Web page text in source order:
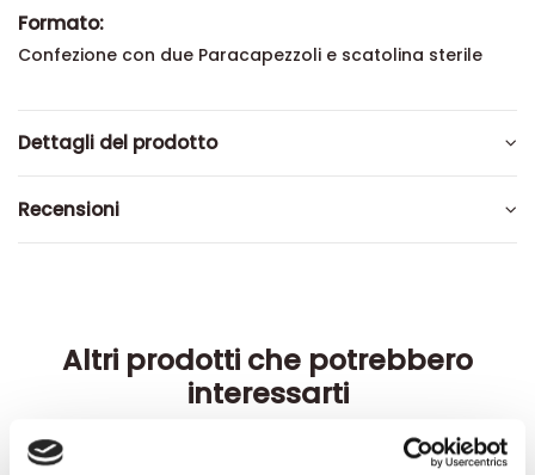
Formato:
Confezione con due Paracapezzoli e scatolina sterile
Dettagli del prodotto
Recensioni
Altri prodotti che potrebbero
interessarti
-42%